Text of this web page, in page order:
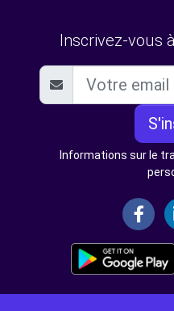
Inscrivez-vous
Informations sur le